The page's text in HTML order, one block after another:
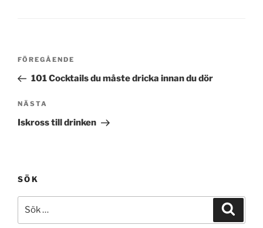
Inläggsnavigering
Föregående
inlägg
FÖREGÅENDE
101 Cocktails du måste dricka innan du dör
Nästa
inlägg
NÄSTA
Iskross till drinken
SÖK
efter: